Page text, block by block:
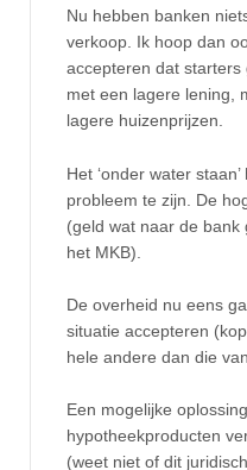
Nu hebben banken
verkoop. Ik hoop dan
accepteren dat
met een lagere lening,
lagere huizenprijzen.
Het ‘onder water
probleem te zijn. De
(geld wat naar de
het MKB).
De overheid nu eens
situatie accepteren
hele andere dan die
Een mogelijke
hypotheekproducten
(weet niet of dit